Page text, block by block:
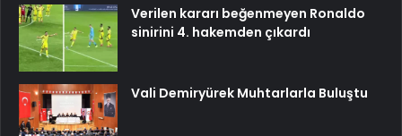
Verilen kararı beğenmeyen Ronaldo
sinirini 4. hakemden çıkardı
Vali Demiryürek Muhtarlarla Buluştu